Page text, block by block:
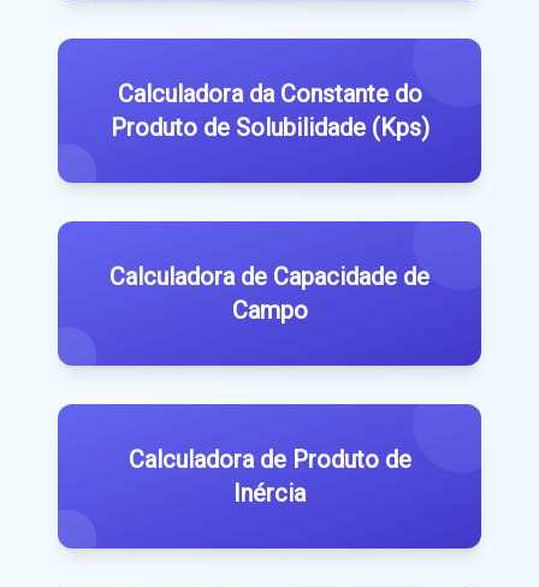
Calculadora da Constante do
Produto de Solubilidade (Kps)
Calculadora de Capacidade de
Campo
Calculadora de Produto de
Inércia